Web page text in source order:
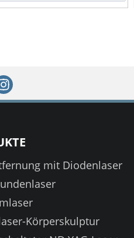
mit Diodenlaser
Körperskulptur